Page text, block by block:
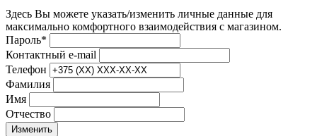
Здесь Вы можете указать/изменить личные данные для
максимально комфортного взаимодействия с магазином.
Пароль*
Контактный e-mail
Телефон
Фамилия
Имя
Отчество
Изменить